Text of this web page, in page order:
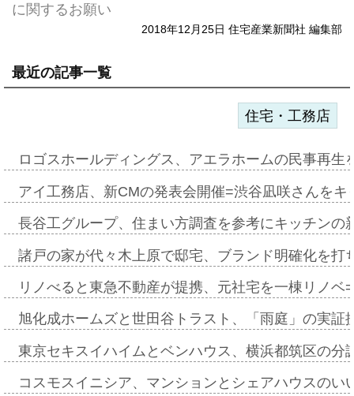
に関するお願い
2018年12月25日 住宅産業新聞社 編集部
最近の記事一覧
住宅・工務店
ロゴスホールディングス、アエラホームの民事再
アイ工務店、新CMの発表会開催=渋谷凪咲さんを
長谷工グループ、住まい方調査を参考にキッチン
諸戸の家が代々木上原で邸宅、ブランド明確化を
リノべると東急不動産が提携、元社宅を一棟リノ
旭化成ホームズと世田谷トラスト、「雨庭」の実
東京セキスイハイムとベンハウス、横浜都筑区の
コスモスイニシア、マンションとシェアハウスの